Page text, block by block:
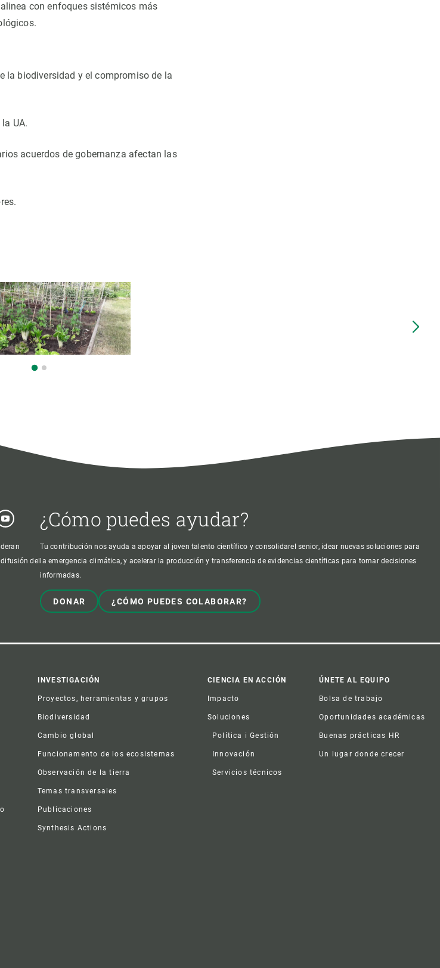
con enfoques sistémicos más
la biodiversidad y el compromiso de la
UA.
acuerdos de gobernanza afectan las
del
¿Cómo puedes ayudar?
Tu contribución nos ayuda a apoyar al joven talento científico y consolidarel senior, idear nuevas soluciones para
la emergencia climática, y acelerar la producción y transferencia de evidencias científicas para tomar decisiones
informadas.
DONAR ¿CÓMO PUEDES COLABORAR?
INVESTIGACIÓN
Proyectos, herramientas y grupos
Biodiversidad
Cambio global
Funcionamento de los ecosistemas
Observación de la tierra
Temas transversales
Publicaciones
Synthesis Actions
CIENCIA EN ACCIÓN
Impacto
Soluciones
Política i Gestión
Innovación
Servicios técnicos
ÚNETE AL EQUIPO
Bolsa de trabajo
Oportunidades académicas
Buenas prácticas HR
Un lugar donde crecer